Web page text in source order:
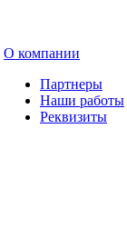
О компании
Партнеры
Наши работы
Реквизиты